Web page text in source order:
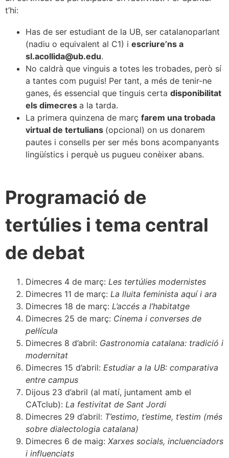
t’hi:
Has de ser estudiant de la UB, ser catalanoparlant
(nadiu o equivalent al C1) i escriure’ns a
sl.acollida@ub.edu.
No caldrà que vinguis a totes les trobades, però sí
a tantes com puguis! Per tant, a més de tenir-ne
ganes, és essencial que tinguis certa disponibilitat
els dimecres a la tarda.
La primera quinzena de març farem una trobada
virtual de tertulians (opcional) on us donarem
pautes i consells per ser més bons acompanyants
lingüístics i perquè us pugueu conèixer abans.
Programació de
tertúlies i tema central
de debat
Dimecres 4 de març: Les tertúlies modernistes
Dimecres 11 de març: La lluita feminista aquí i ara
Dimecres 18 de març: L’accés a l’habitatge
Dimecres 25 de març: Cinema i converses de
pel·lícula
Dimecres 8 d’abril: Gastronomia catalana: tradició i
modernitat
Dimecres 15 d’abril: Estudiar a la UB: comparativa
entre campus
Dijous 23 d’abril (al matí, juntament amb el
CATclub): La festivitat de Sant Jordi
Dimecres 29 d’abril: T’estimo, t’estime, t’estim (més
sobre dialectologia catalana)
Dimecres 6 de maig: Xarxes socials, incluenciadors
i influenciats